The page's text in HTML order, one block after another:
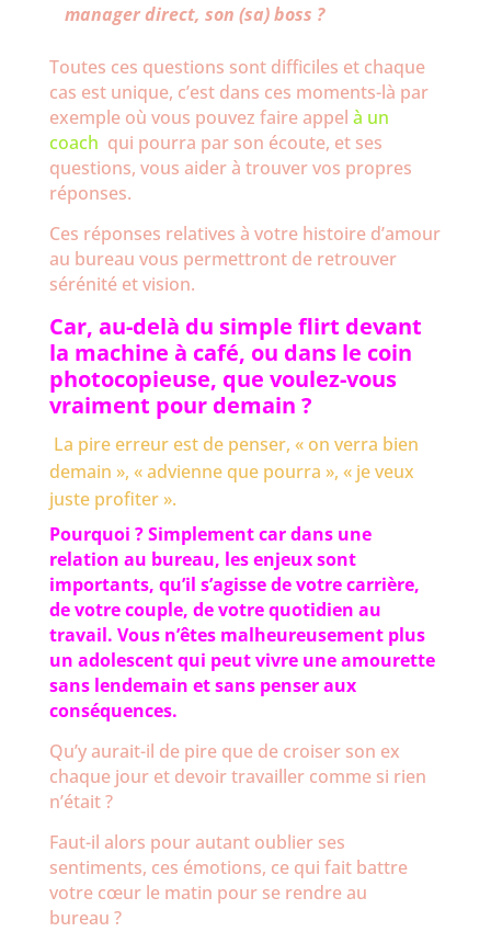
manager direct, son (sa) boss ?
Toutes ces questions sont difficiles et chaque
cas est unique, c’est dans ces moments-là par
exemple où vous pouvez faire appel à un
coach qui pourra par son écoute, et ses
questions, vous aider à trouver vos propres
réponses.
Ces réponses relatives à votre histoire d’amour
au bureau vous permettront de retrouver
sérénité et vision.
Car, au-delà du simple flirt devant
la machine à café, ou dans le coin
photocopieuse, que voulez-vous
vraiment pour demain ?
La pire erreur est de penser, « on verra bien
demain », « advienne que pourra », « je veux
juste profiter ».
Pourquoi ? Simplement car dans une
relation au bureau, les enjeux sont
importants, qu’il s’agisse de votre carrière,
de votre couple, de votre quotidien au
travail. Vous n’êtes malheureusement plus
un adolescent qui peut vivre une amourette
sans lendemain et sans penser aux
conséquences.
Qu’y aurait-il de pire que de croiser son ex
chaque jour et devoir travailler comme si rien
n’était ?
Faut-il alors pour autant oublier ses
sentiments, ces émotions, ce qui fait battre
votre cœur le matin pour se rendre au
bureau ?